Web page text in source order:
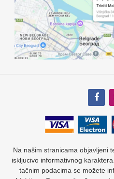
Na našim stranicama objavljeni
iskljucivo informativnog
tačnim podacima se možete